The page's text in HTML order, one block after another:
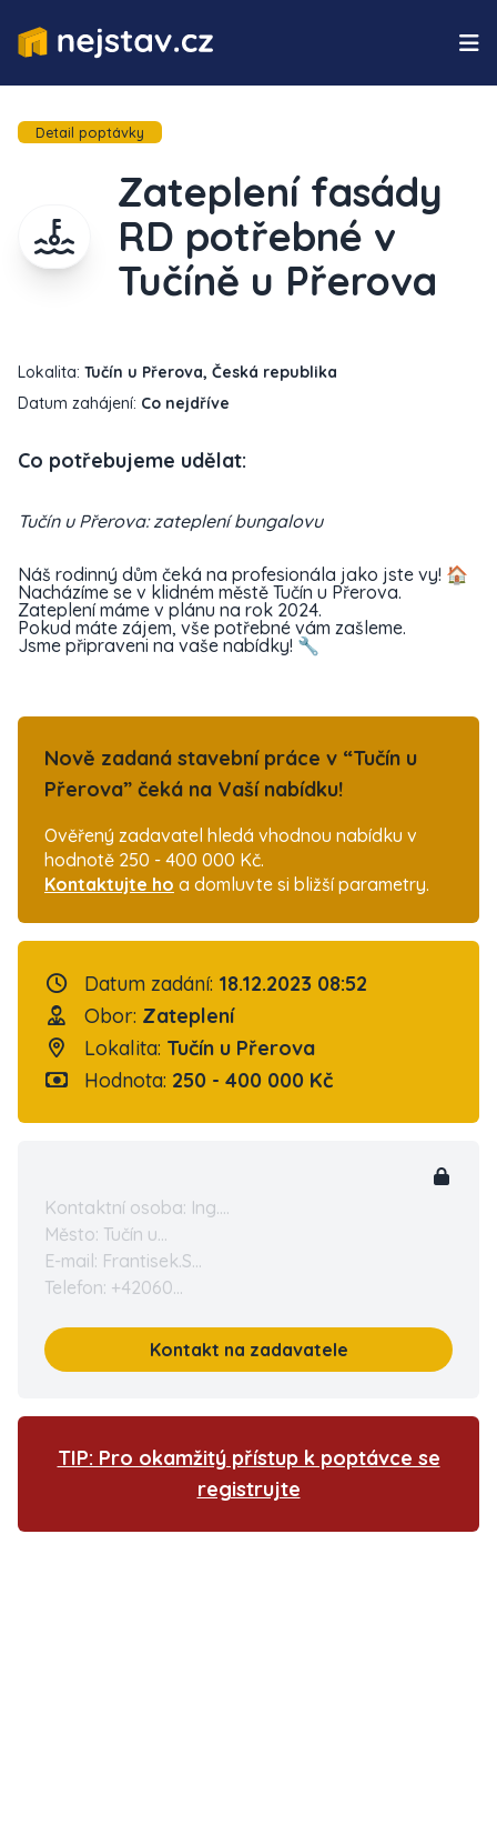
Detail poptávky
Zateplení fasády
RD potřebné v
Tučíně u Přerova
Lokalita: Tučín u Přerova, Česká republika
Datum zahájení: Co nejdříve
Co potřebujeme udělat:
Tučín u Přerova: zateplení bungalovu
Náš rodinný dům čeká na profesionála jako jste vy! 🏠
Nacházíme se v klidném městě Tučín u Přerova.
Zateplení máme v plánu na rok 2024.
Pokud máte zájem, vše potřebné vám zašleme.
Jsme připraveni na vaše nabídky! 🔧
Nově zadaná stavební práce v “Tučín u
Přerova” čeká na Vaší nabídku!
Ověřený zadavatel hledá vhodnou nabídku v
hodnotě 250 - 400 000 Kč.
Kontaktujte ho a domluvte si bližší parametry.
Datum zadání: 18.12.2023 08:52
Obor: Zateplení
Lokalita: Tučín u Přerova
Hodnota: 250 - 400 000 Kč
Kontaktní osoba: Ing....
Město: Tučín u...
E-mail: Frantisek.S...
Telefon: +42060...
Kontakt na zadavatele
TIP: Pro okamžitý přístup k poptávce se
registrujte